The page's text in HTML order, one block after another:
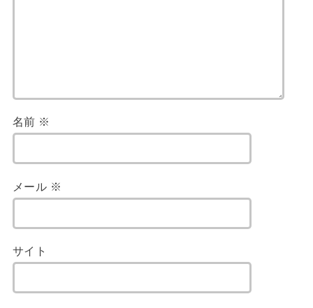
名前 ※
メール ※
サイト